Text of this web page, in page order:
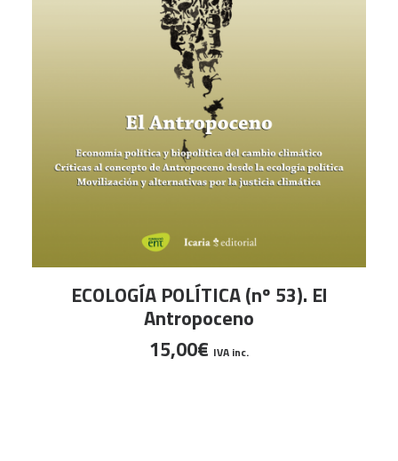
AÑADIR AL CARRITO
ECOLOGÍA POLÍTICA (nº 53). El
Antropoceno
15,00€ IVA inc.